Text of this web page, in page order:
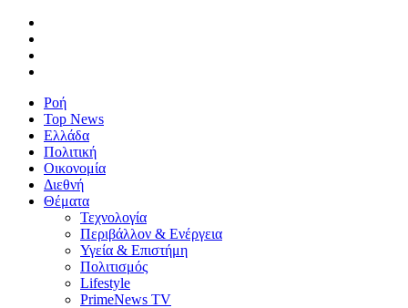
Ροή
Top News
Ελλάδα
Πολιτική
Οικονομία
Διεθνή
Θέματα
Τεχνολογία
Περιβάλλον & Ενέργεια
Υγεία & Επιστήμη
Πολιτισμός
Lifestyle
PrimeNews TV